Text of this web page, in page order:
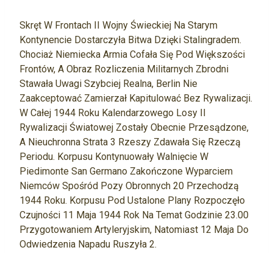
Skręt W Frontach II Wojny Świeckiej Na Starym
Kontynencie Dostarczyła Bitwa Dzięki Stalingradem.
Chociaż Niemiecka Armia Cofała Się Pod Większości
Frontów, A Obraz Rozliczenia Militarnych Zbrodni
Stawała Uwagi Szybciej Realna, Berlin Nie
Zaakceptować Zamierzał Kapitulować Bez Rywalizacji.
W Całej 1944 Roku Kalendarzowego Losy II
Rywalizacji Światowej Zostały Obecnie Przesądzone,
A Nieuchronna Strata 3 Rzeszy Zdawała Się Rzeczą
Periodu. Korpusu Kontynuowały Walnięcie W
Piedimonte San Germano Zakończone Wyparciem
Niemców Spośród Pozy Obronnych 20 Przechodzą
1944 Roku. Korpusu Pod Ustalone Plany Rozpoczęło
Czujności 11 Maja 1944 Rok Na Temat Godzinie 23.00
Przygotowaniem Artyleryjskim, Natomiast 12 Maja Do
Odwiedzenia Napadu Ruszyła 2.